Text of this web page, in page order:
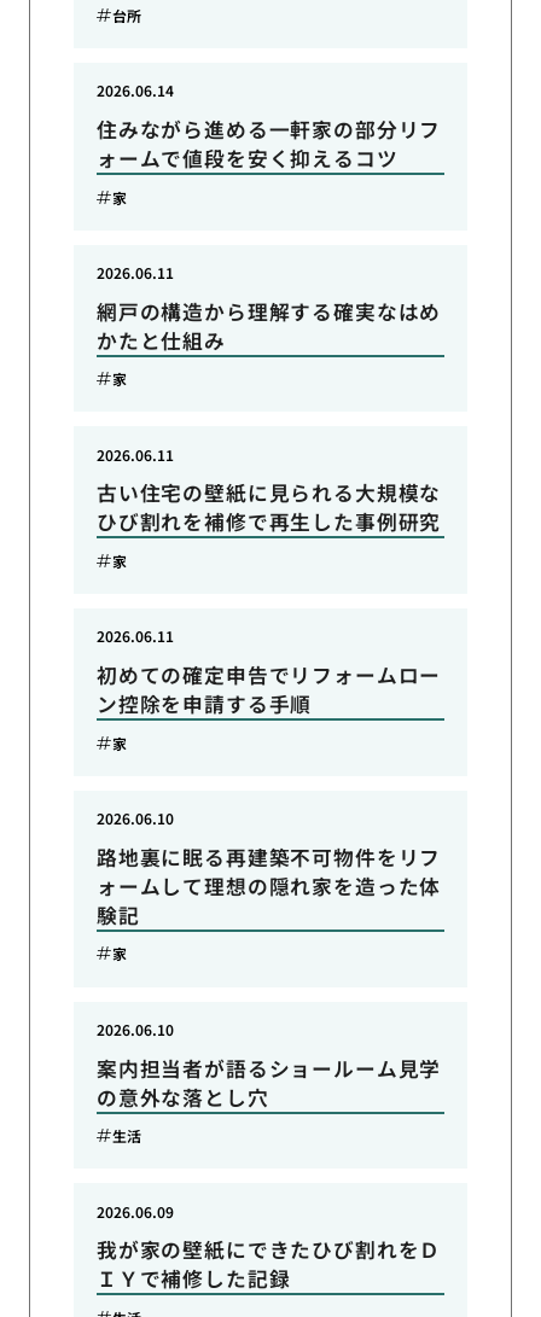
台所
住みながら進める一軒家の部分リフ
ォームで値段を安く抑えるコツ
2026.06.14
家
網戸の構造から理解する確実なはめ
かたと仕組み
2026.06.11
家
古い住宅の壁紙に見られる大規模な
ひび割れを補修で再生した事例研究
2026.06.11
家
初めての確定申告でリフォームロー
ン控除を申請する手順
2026.06.11
家
路地裏に眠る再建築不可物件をリフ
ォームして理想の隠れ家を造った体
験記
2026.06.10
家
案内担当者が語るショールーム見学
の意外な落とし穴
2026.06.10
生活
我が家の壁紙にできたひび割れをＤ
ＩＹで補修した記録
2026.06.09